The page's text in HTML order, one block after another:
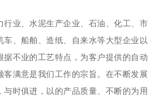
行业、水泥生产企业、石油、化工、市
、船舶、造纸、自来水等大型企业以
据不业的工艺特点，为客户提供的自动
客满意是我们工作的宗旨。在不断发展
时俱进，以的产品质量、不断的为用